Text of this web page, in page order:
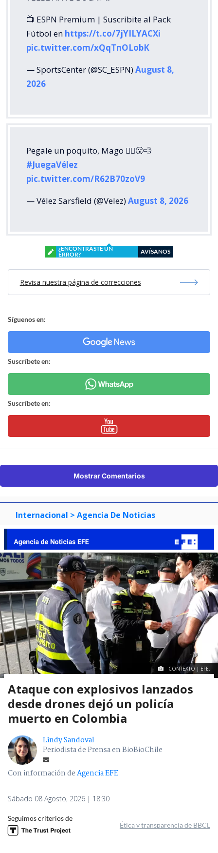
📺 ESPN Premium | Suscribite al Pack
Fútbol en https://t.co/7jYILYACXi
pic.twitter.com/xQqTnOLobK
— SportsCenter (@SC_ESPN)August 8,
2026
Pegale un poquito, Mago 🧙‍♂️😮‍💨
#JuegaVélez
pic.twitter.com/R62B70zoV9
— Vélez Sarsfield (@Velez)August 8, 2026
¿ENCONTRASTE UN
ERROR?
AVÍSANOS
Revisa nuestra página de correcciones
Síguenos en:
Suscríbete en:
Suscríbete en:
Mostrar Comentarios
Internacional > Agencia De Noticias
CONTEXTO | EFE.
Ataque con explosivos lanzados
desde drones dejó un policía
muerto en Colombia
Lindy Sandoval
Periodista de Prensa en BioBioChile
Con información deAgencia EFE
Sábado 08 Agosto, 2026 | 18:30
Seguimos criterios de
Ética y transparencia de BBCL